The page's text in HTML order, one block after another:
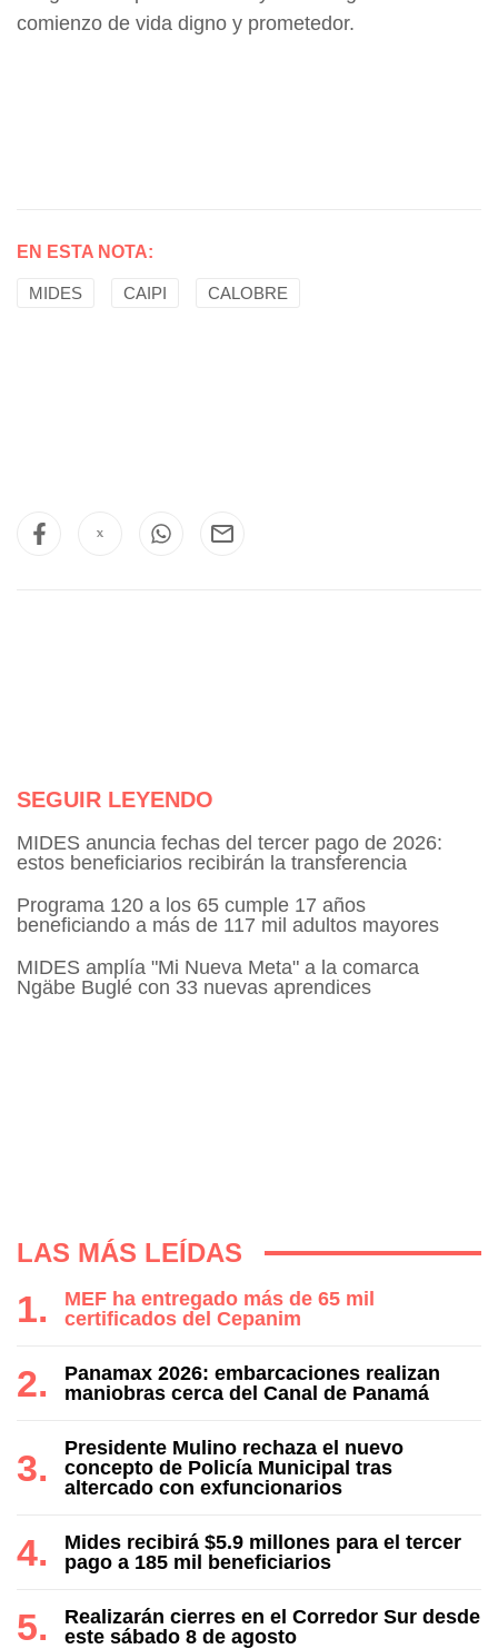
comienzo de vida digno y prometedor.
EN ESTA NOTA:
MIDES CAIPI CALOBRE
SEGUIR LEYENDO
MIDES anuncia fechas del tercer pago de 2026:
estos beneficiarios recibirán la transferencia
Programa 120 a los 65 cumple 17 años
beneficiando a más de 117 mil adultos mayores
MIDES amplía "Mi Nueva Meta" a la comarca
Ngäbe Buglé con 33 nuevas aprendices
LAS MÁS LEÍDAS
MEF ha entregado más de 65 mil
certificados del Cepanim
Panamax 2026: embarcaciones realizan
maniobras cerca del Canal de Panamá
Presidente Mulino rechaza el nuevo
concepto de Policía Municipal tras
altercado con exfuncionarios
Mides recibirá $5.9 millones para el tercer
pago a 185 mil beneficiarios
Realizarán cierres en el Corredor Sur desde
este sábado 8 de agosto